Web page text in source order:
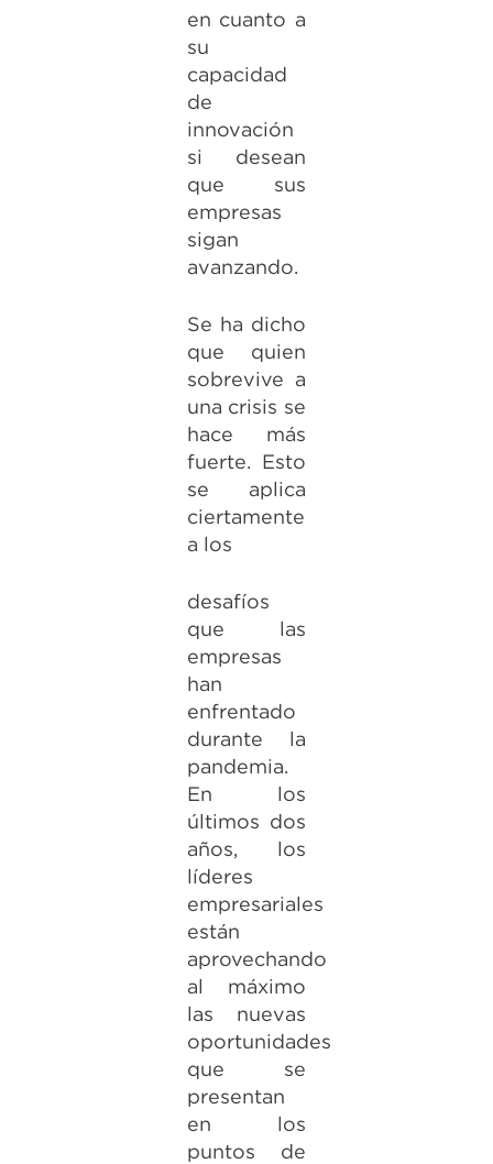
en cuanto a
su
capacidad
de
innovación
si desean
que sus
empresas
sigan
avanzando.
Se ha dicho
que quien
sobrevive a
una crisis se
hace más
fuerte. Esto
se aplica
ciertamente
a los
desafíos
que las
empresas
han
enfrentado
durante la
pandemia.
En los
últimos dos
años, los
líderes
empresariales
están
aprovechando
al máximo
las nuevas
oportunidades
que se
presentan
en los
puntos de